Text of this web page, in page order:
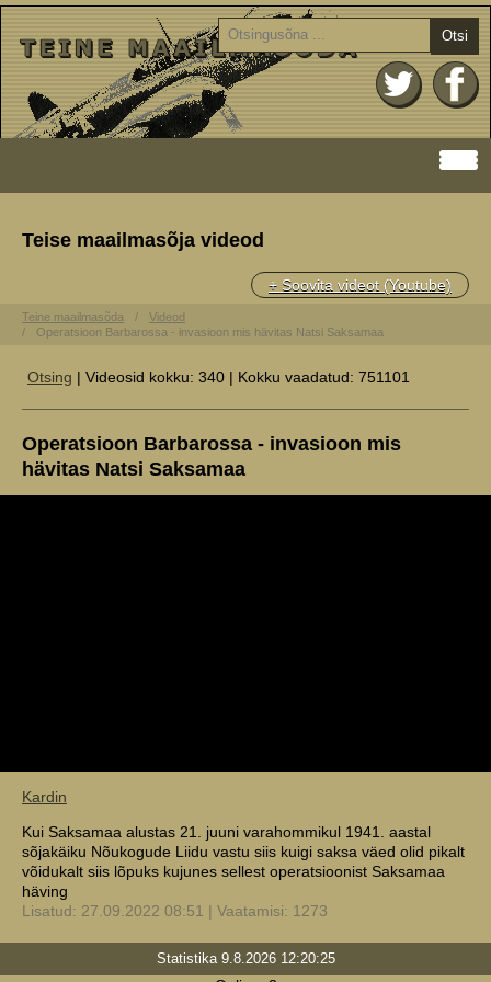
Otsi
Teise maailmasõja videod
+ Soovita videot (Youtube)
Teine maailmasõda
Videod
Operatsioon Barbarossa - invasioon mis hävitas Natsi Saksamaa
Otsing | Videosid kokku: 340 | Kokku vaadatud: 751101
Operatsioon Barbarossa - invasioon mis
hävitas Natsi Saksamaa
Kardin
Kui Saksamaa alustas 21. juuni varahommikul 1941. aastal
sõjakäiku Nõukogude Liidu vastu siis kuigi saksa väed olid pikalt
võidukalt siis lõpuks kujunes sellest operatsioonist Saksamaa
häving
Lisatud: 27.09.2022 08:51 | Vaatamisi: 1273
Statistika 9.8.2026 12:20:25